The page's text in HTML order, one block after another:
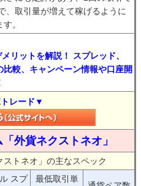
、取引量が増えて稼げるように
。
リットを解説！ スプレッド、
較、キャンペーン情報や口座開
レード▼
外貨ネクストネオ」
トネオ」の主なスペック
スプ
最低取引単